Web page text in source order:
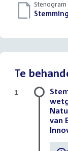
Stenogram
Download
Te
van
1